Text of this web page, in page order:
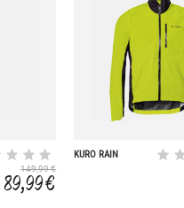
149,99 €
89,99 €
KURO RAIN